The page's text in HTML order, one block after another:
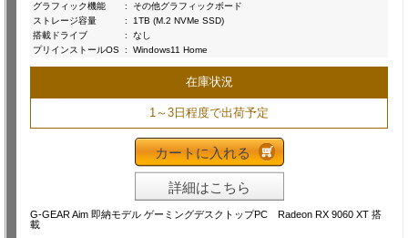
グラフィック機能
:
その他グラフィックボード
ストレージ容量
:
1TB (M.2 NVMe SSD)
搭載ドライブ
:
なし
プリインストールOS : Windows11 Home
在庫状況
1～3日程度で出荷予定
カートに入れる
詳細はこちら
G-GEAR Aim 即納モデル ゲーミングデスクトップPC Radeon RX 9060 XT 搭
載